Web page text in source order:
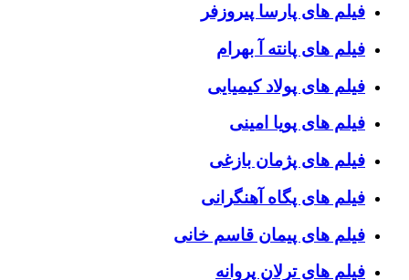
فیلم های پارسا پیروزفر
فیلم های پانته آ بهرام
فیلم های پولاد کیمیایی
فیلم های پویا امینی
فیلم های پژمان بازغی
فیلم های پگاه آهنگرانی
فیلم های پیمان قاسم خانی
فیلم های ترلان پروانه